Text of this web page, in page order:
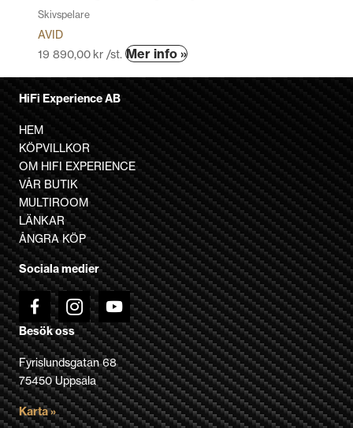
Skivspelare
AVID
19 890,00 kr /st. Mer info »Den
varianter.
De
olika
alternativen
kan
väljas
på
produktsidan
HiFi Experience AB
HEM
KÖPVILLKOR
OM HIFI EXPERIENCE
VÅR BUTIK
MULTIROOM
LÄNKAR
ÅNGRA KÖP
Sociala medier
Besök oss
Fyrislundsgatan 68
75450 Uppsala
Karta »